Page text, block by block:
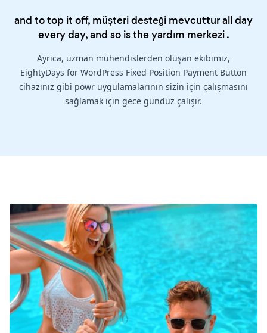
and to top it off, müşteri desteği mevcuttur all day
every day, and so is theyardım merkezi.
Ayrıca, uzman mühendislerden oluşan ekibimiz,
EightyDays for WordPress Fixed Position Payment Button
cihazınız gibi powr uygulamalarının sizin için çalışmasını
sağlamak için gece gündüz çalışır.